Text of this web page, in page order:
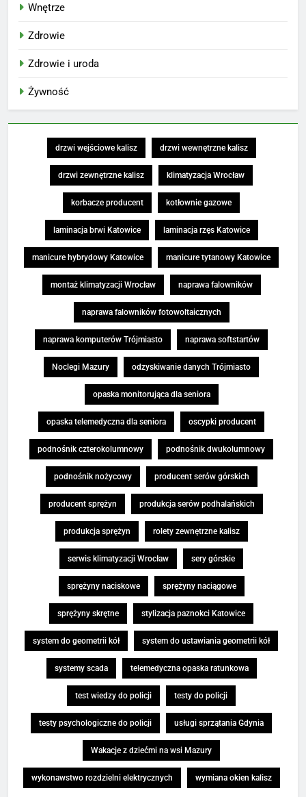
Wnętrze
Zdrowie
Zdrowie i uroda
Żywność
drzwi wejściowe kalisz drzwi wewnętrzne kalisz
drzwi zewnętrzne kalisz klimatyzacja Wrocław
korbacze producent kotłownie gazowe
laminacja brwi Katowice laminacja rzęs Katowice
manicure hybrydowy Katowice manicure tytanowy Katowice
montaż klimatyzacji Wrocław naprawa falowników
naprawa falowników fotowoltaicznych
naprawa komputerów Trójmiasto naprawa softstartów
Noclegi Mazury odzyskiwanie danych Trójmiasto
opaska monitorująca dla seniora
opaska telemedyczna dla seniora oscypki producent
podnośnik czterokolumnowy podnośnik dwukolumnowy
podnośnik nożycowy producent serów górskich
producent sprężyn produkcja serów podhalańskich
produkcja sprężyn rolety zewnętrzne kalisz
serwis klimatyzacji Wrocław sery górskie
sprężyny naciskowe sprężyny naciągowe
sprężyny skrętne stylizacja paznokci Katowice
system do geometrii kół system do ustawiania geometrii kół
systemy scada telemedyczna opaska ratunkowa
test wiedzy do policji testy do policji
testy psychologiczne do policji usługi sprzątania Gdynia
Wakacje z dziećmi na wsi Mazury
wykonawstwo rozdzielni elektrycznych wymiana okien kalisz